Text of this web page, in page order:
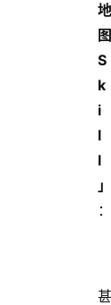
地
图
S
k
i
l
l
」
：
甚